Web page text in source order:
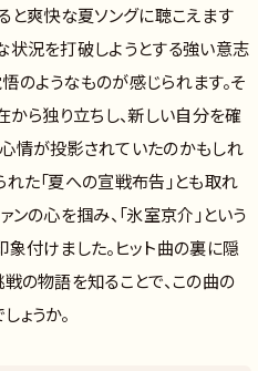
と爽快な夏ソングに聴こえます
状況を打破しようとする強い意志
のようなものが感じられます。そ
ら独り立ちし、新しい自分を確
情が投影されていたのかもしれ
れた「夏への宣戦布告」とも取れ
ンの心を掴み、「氷室京介」という
付けました。ヒット曲の裏に隠
の物語を知ることで、この曲の
ょうか。